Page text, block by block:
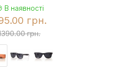
В наявності
грн.
грн.